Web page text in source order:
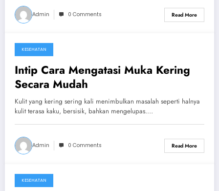
Admin 0 Comments Read More
October 10, 2024
KESEHATAN
Intip Cara Mengatasi Muka Kering
Secara Mudah
Kulit yang kering sering kali menimbulkan masalah seperti halnya
kulit terasa kaku, bersisik, bahkan mengelupas.…
Admin 0 Comments Read More
August 30, 2024
KESEHATAN